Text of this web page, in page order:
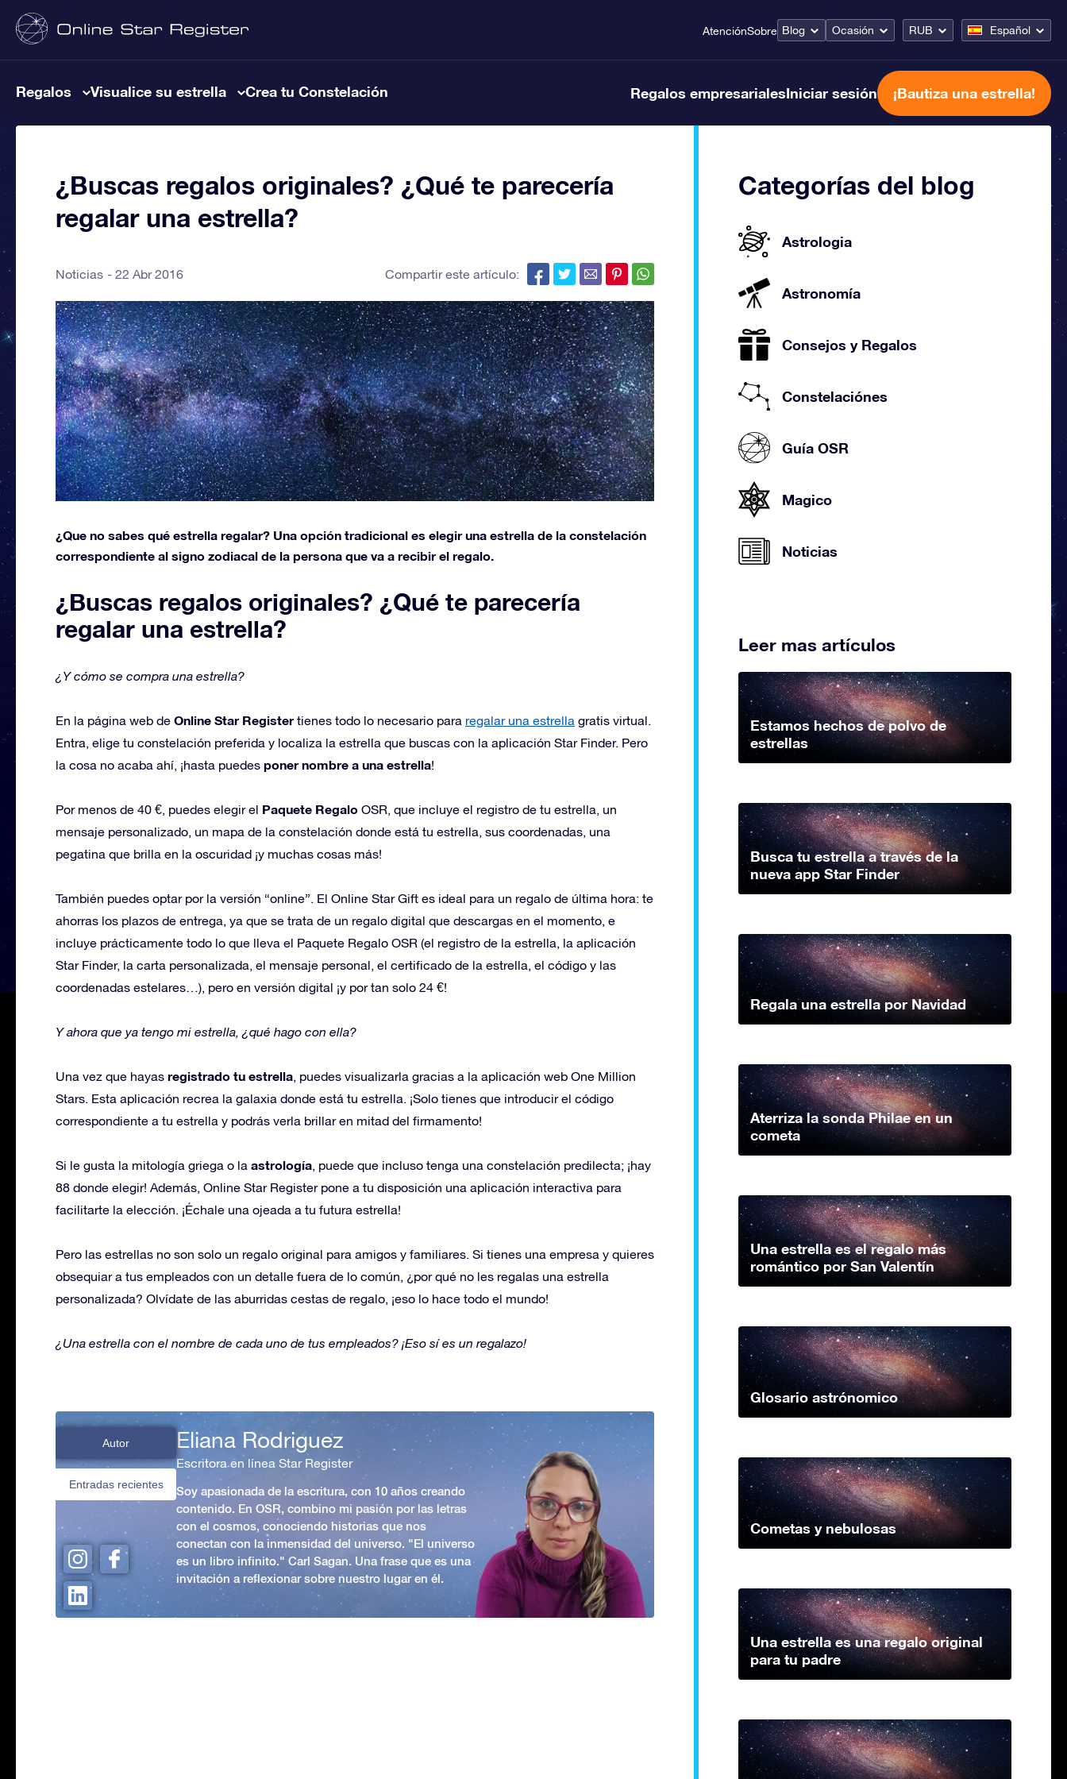
AtenciónSobre Blog Ocasión RUB Español
Regalos Visualice su estrella Crea tu Constelación Regalos empresarialesIniciar sesión ¡Bautiza una estrella!
¿Buscas regalos originales? ¿Qué te parecería
regalar una estrella?
Noticias 22 Abr 2016 Compartir este artículo:
¿Que no sabes qué estrella regalar? Una opción tradicional es elegir una estrella de la constelación
correspondiente al signo zodiacal de la persona que va a recibir el regalo.
¿Buscas regalos originales? ¿Qué te parecería
regalar una estrella?
¿Y cómo se compra una estrella?
En la página web de Online Star Registertienes todo lo necesario para regalar una estrella gratis virtual.
Entra, elige tu constelación preferida y localiza la estrella que buscas con la aplicación Star Finder. Pero
la cosa no acaba ahí, ¡hasta puedes poner nombre a una estrella!
Por menos de 40 €, puedes elegir el Paquete Regalo OSR, que incluye el registro de tu estrella, un
mensaje personalizado, un mapa de la constelación donde está tu estrella, sus coordenadas, una
pegatina que brilla en la oscuridad ¡y muchas cosas más!
También puedes optar por la versión “online”. El Online Star Gift es ideal para un regalo de última hora: te
ahorras los plazos de entrega, ya que se trata de un regalo digital que descargas en el momento, e
incluye prácticamente todo lo que lleva el Paquete Regalo OSR (el registro de la estrella, la aplicación
Star Finder, la carta personalizada, el mensaje personal, el certificado de la estrella, el código y las
coordenadas estelares…), pero en versión digital ¡y por tan solo 24 €!
Y ahora que ya tengo mi estrella, ¿qué hago con ella?
Una vez que hayas registrado tu estrella, puedes visualizarla gracias a la aplicación web One Million
Stars. Esta aplicación recrea la galaxia donde está tu estrella. ¡Solo tienes que introducir el código
correspondiente a tu estrella y podrás verla brillar en mitad del firmamento!
Si le gusta la mitología griega o la astrología, puede que incluso tenga una constelación predilecta; ¡hay
88 donde elegir! Además, Online Star Register pone a tu disposición una aplicación interactiva para
facilitarte la elección. ¡Échale una ojeada a tu futura estrella!
Pero las estrellas no son solo un regalo original para amigos y familiares. Si tienes una empresa y quieres
obsequiar a tus empleados con un detalle fuera de lo común, ¿por qué no les regalas una estrella
personalizada? Olvídate de las aburridas cestas de regalo, ¡eso lo hace todo el mundo!
¿Una estrella con el nombre de cada uno de tus empleados? ¡Eso sí es un regalazo!
Autor
Entradas recientes
Eliana Rodriguez
Escritora en línea Star Register
Soy apasionada de la escritura, con 10 años creando
contenido. En OSR, combino mi pasión por las letras
con el cosmos, conociendo historias que nos
conectan con la inmensidad del universo. "El universo
es un libro infinito." Carl Sagan. Una frase que es una
invitación a reflexionar sobre nuestro lugar en él.
Categorías del blog
Astrologia
Astronomía
Consejos y Regalos
Constelaciónes
Guía OSR
Magico
Noticias
Leer mas artículos
Estamos hechos de polvo de
estrellas
Busca tu estrella a través de la
nueva app Star Finder
Regala una estrella por Navidad
Aterriza la sonda Philae en un
cometa
Una estrella es el regalo más
romántico por San Valentín
Glosario astrónomico
Cometas y nebulosas
Una estrella es una regalo original
para tu padre